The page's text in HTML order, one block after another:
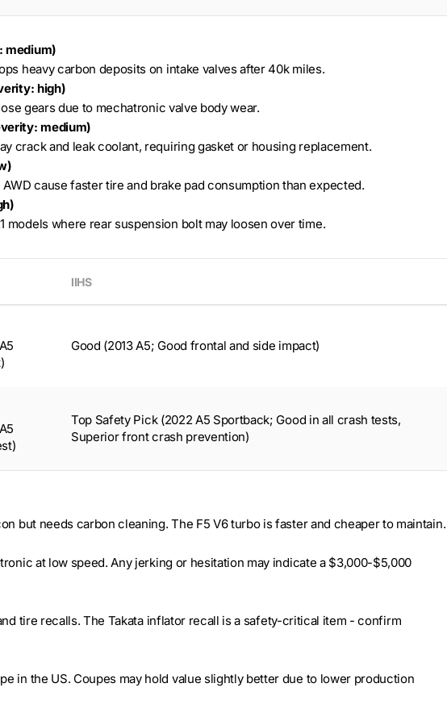
medium)
heavy carbon deposits on intake valves after 40k miles.
high)
gears due to mechatronic valve body wear.
medium)
crack and leak coolant, requiring gasket or housing replacement.
cause faster tire and brake pad consumption than expected.
models where rear suspension bolt may loosen over time.
IIHS
Good (2013 A5; Good frontal and side impact)
Top Safety Pick (2022 A5 Sportback; Good in all crash tests,
Superior front crash prevention)
but needs carbon cleaning. The F5 V6 turbo is faster and cheaper to maintain.
at low speed. Any jerking or hesitation may indicate a $3,000-$5,000
tire recalls. The Takata inflator recall is a safety-critical item - confirm
in the US. Coupes may hold value slightly better due to lower production